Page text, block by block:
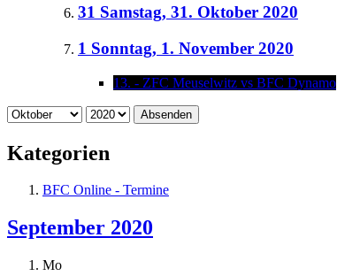
31 Samstag, 31. Oktober 2020
1 Sonntag, 1. November 2020
13. - ZFC Meuselwitz vs BFC Dynamo
Absenden
Kategorien
BFC Online - Termine
September 2020
Mo